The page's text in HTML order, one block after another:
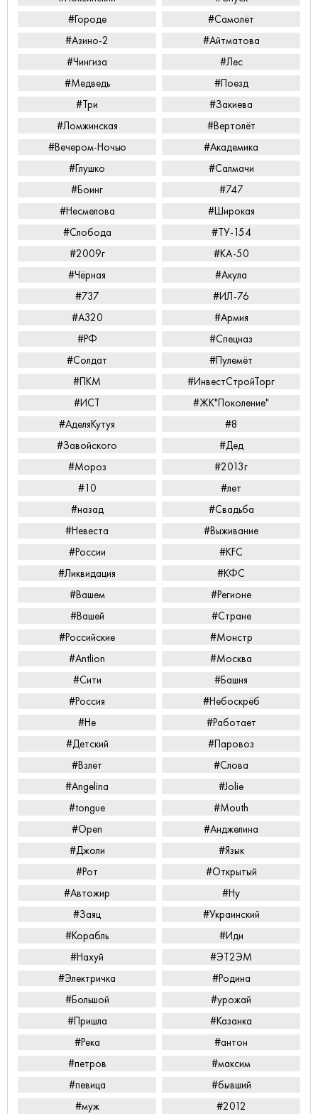
#Городе
#Самолёт
#Азино-2
#Айтматова
#Чингиза
#Лес
#Медведь
#Поезд
#Три
#Закиева
#Ломжинская
#Вертолёт
#Вечером-Ночью
#Академика
#Глушко
#Салмачи
#Боинг
#747
#Несмелова
#Широкая
#Слобода
#ТУ-154
#2009г
#КА-50
#Чёрная
#Акула
#737
#ИЛ-76
#А320
#Армия
#РФ
#Спецназ
#Солдат
#Пулемёт
#ПКМ
#ИнвестСтройТорг
#ИСТ
#ЖК"Поколение"
#АделяКутуя
#8
#Завойского
#Дед
#Мороз
#2013г
#10
#лет
#назад
#Свадьба
#Невеста
#Выживание
#России
#KFC
#Ликвидация
#КФС
#Вашем
#Регионе
#Вашей
#Стране
#Российские
#Монстр
#Antlion
#Москва
#Сити
#Башня
#Россия
#Небоскрёб
#Не
#Работает
#Детский
#Паровоз
#Взлёт
#Слова
#Angelina
#Jolie
#tongue
#Mouth
#Open
#Анджелина
#Джоли
#Язык
#Рот
#Открытый
#Автожир
#Ну
#Заяц
#Украинский
#Корабль
#Иди
#Нахуй
#ЭТ2ЭМ
#Электричка
#Родина
#Большой
#урожай
#Пришла
#Казанка
#Река
#антон
#петров
#максим
#певица
#бывший
#муж
#2012